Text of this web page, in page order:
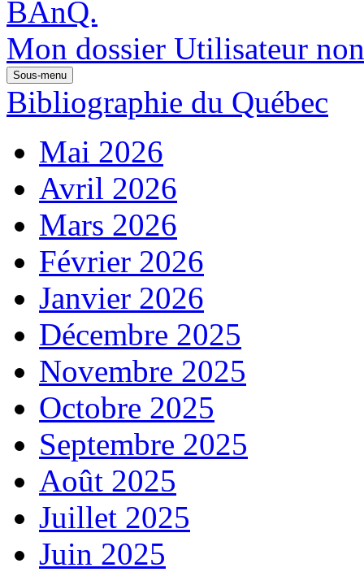
Mon dossier Utilisateur
Sous-menu
Bibliographie du Québec
Mai 2026
Avril 2026
Mars 2026
Février 2026
Janvier 2026
Décembre 2025
Novembre 2025
Octobre 2025
Septembre 2025
Août 2025
Juillet 2025
Juin 2025